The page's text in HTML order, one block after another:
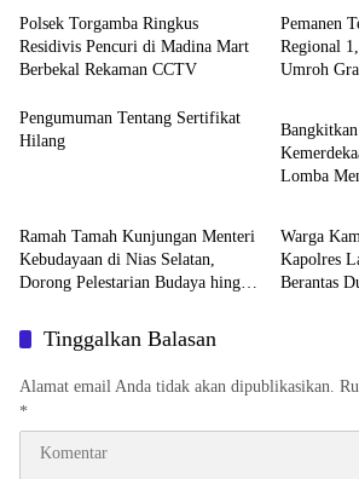
Polsek Torgamba Ringkus
Residivis Pencuri di Madina Mart
Berbekal Rekaman CCTV
Pemanen
Regional
Umroh
Pengumuman Tentang Sertifikat
Hilang
Artikel
Lomba
Ramah Tamah Kunjungan Menteri
Kebudayaan di Nias Selatan,
Dorong Pelestarian Budaya hingga
News
Warga
Kapolres
Berantas
Tinggalkan Balasan
Alamat email Anda tidak akan dipublikasikan.
*